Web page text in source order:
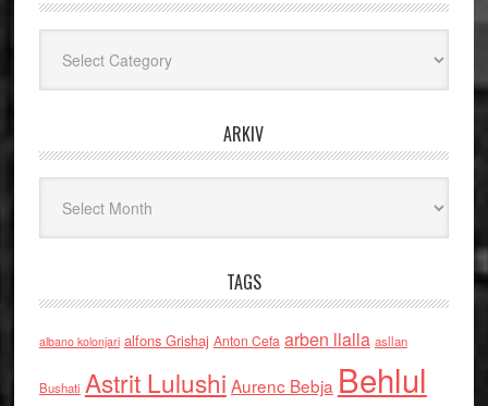
ARKIV
TAGS
albano kolonjari alfons Grishaj Anton Cefa arben llalla asllan
Bushati Astrit Lulushi Aurenc Bebja Behlul